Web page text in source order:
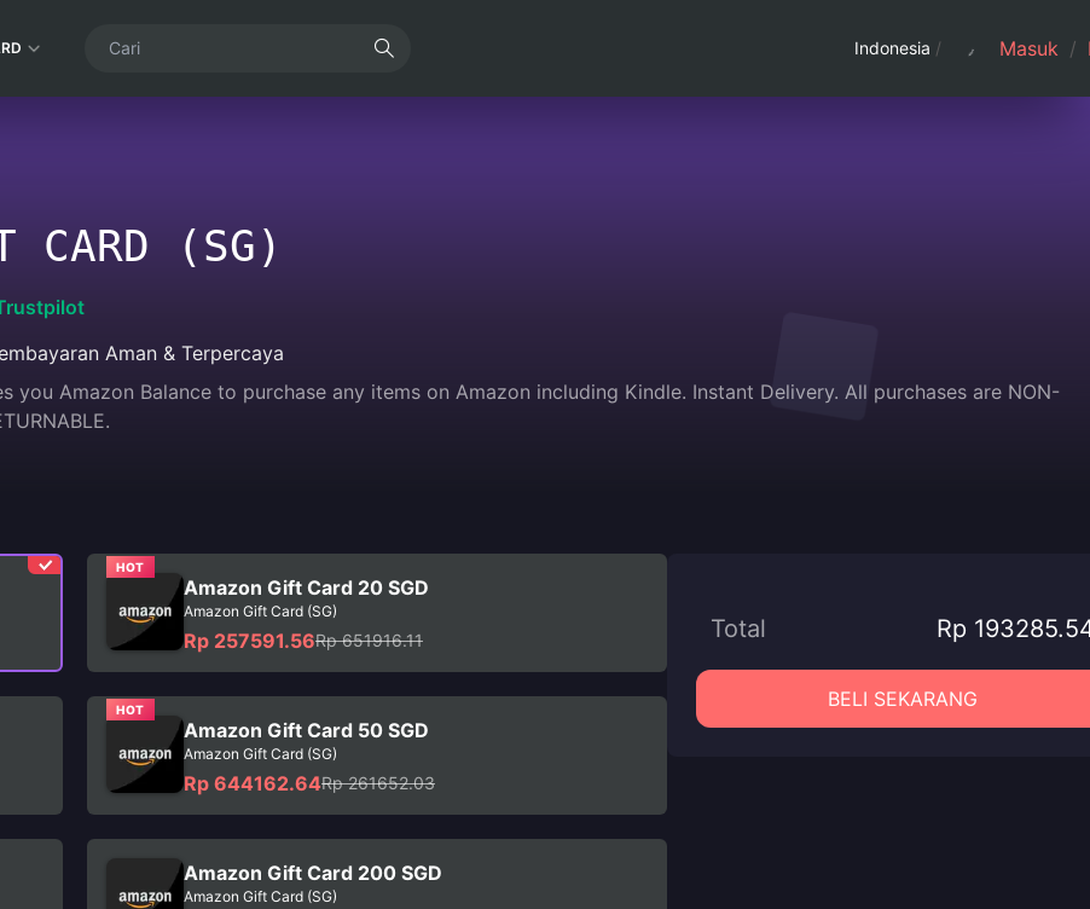
Indonesia / Masuk /
CARD (SG)
Aman & Terpercaya
you Amazon Balance to purchase any items on Amazon including Kindle. Instant Delivery. All purchases are NON-
HOT
Amazon Gift Card 20 SGD
Amazon Gift Card (SG)
Rp 257591.56Rp 651916.11
HOT
Amazon Gift Card 50 SGD
Amazon Gift Card (SG)
Rp 644162.64Rp 261652.03
Amazon Gift Card 200 SGD
Amazon Gift Card (SG)
Total Rp
BELI SEKARANG